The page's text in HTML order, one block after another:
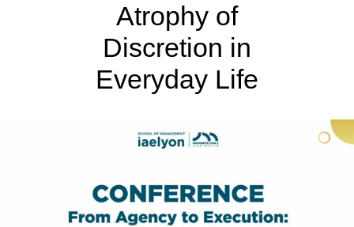
Atrophy of
Discretion in
Everyday Life